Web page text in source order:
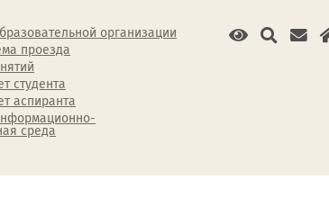
организации
проезда
студента
аспиранта
среда